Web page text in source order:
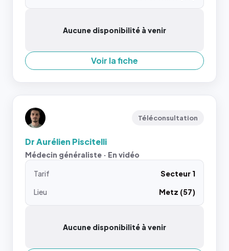
Aucune disponibilité à venir
Voir la fiche
Téléconsultation
Dr Aurélien Piscitelli
Médecin généraliste · En vidéo
Tarif
Secteur 1
Lieu
Metz (57)
Aucune disponibilité à venir